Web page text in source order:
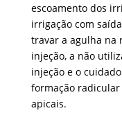
escoamento dos
irrigação com
travar a agulha na
injeção, a não
injeção e o
formação
apicais.